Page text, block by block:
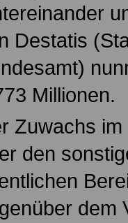
Destatis
Millionen.
Zuwachs
den
dem